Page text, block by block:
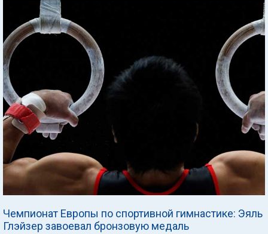
Чемпионат Европы по спортивной гимнастике: Эяль
Глэйзер завоевал бронзовую медаль